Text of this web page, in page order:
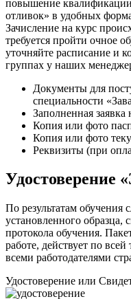
повышение
отливок» в удобных
Зачисление на курс
требуется пройти очное
уточняйте расписание и
группах у наших
Документы для
специальности
Заполненная
Копия или фото
Копия или фото
Реквизиты (при
Удостоверение
По результатам обучения
установленного образца,
протокола обучения.
работе, действует по
всеми работодателями
Удостоверение или